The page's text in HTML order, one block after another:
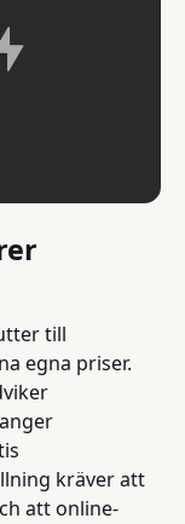
till
egna priser.
kräver att
att online-